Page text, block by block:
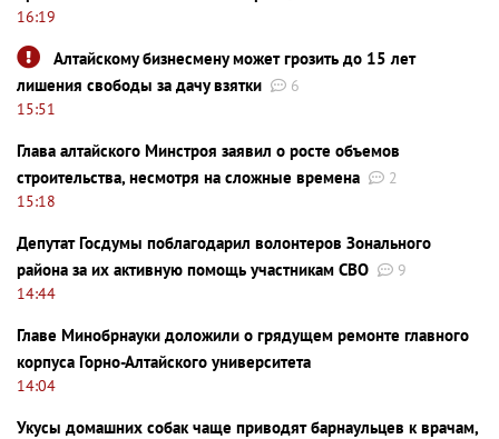
16:19
Алтайскому бизнесмену может грозить до 15 лет
лишения свободы за дачу взятки
6
15:51
Глава алтайского Минстроя заявил о росте объемов
строительства, несмотря на сложные времена
2
15:18
Депутат Госдумы поблагодарил волонтеров Зонального
района за их активную помощь участникам СВО
9
14:44
Главе Минобрнауки доложили о грядущем ремонте главного
корпуса Горно-Алтайского университета
14:04
Укусы домашних собак чаще приводят барнаульцев к врачам,